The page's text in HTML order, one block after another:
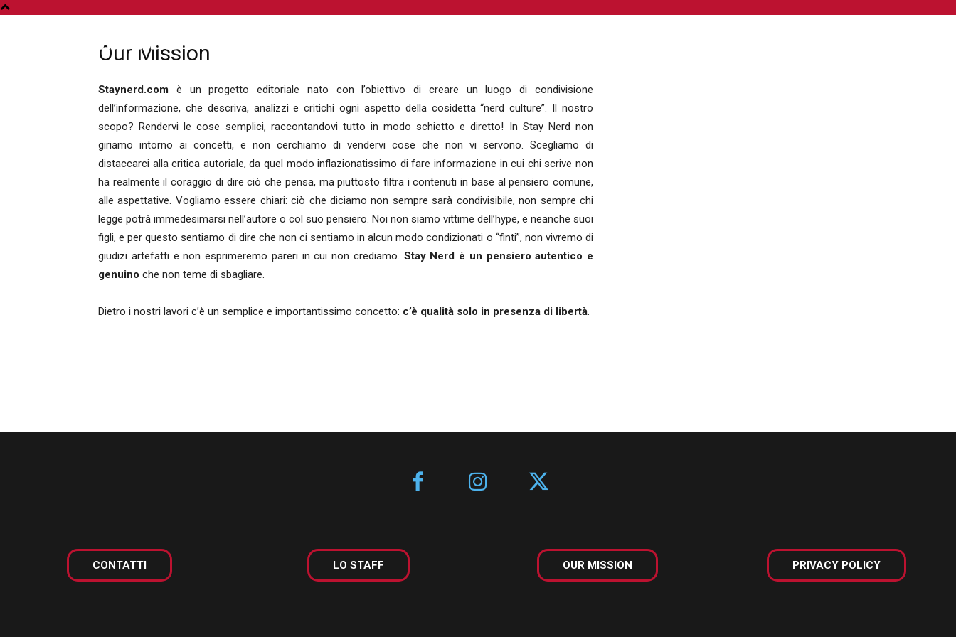
Our Mission
Staynerd.com è un progetto editoriale nato con l’obiettivo di creare un luogo di condivisione
dell’informazione, che descriva, analizzi e critichi ogni aspetto della cosidetta “nerd culture”. Il nostro
scopo? Rendervi le cose semplici, raccontandovi tutto in modo schietto e diretto! In Stay Nerd non
giriamo intorno ai concetti, e non cerchiamo di vendervi cose che non vi servono. Scegliamo di
distaccarci alla critica autoriale, da quel modo inflazionatissimo di fare informazione in cui chi scrive non
ha realmente il coraggio di dire ciò che pensa, ma piuttosto filtra i contenuti in base al pensiero comune,
alle aspettative. Vogliamo essere chiari: ciò che diciamo non sempre sarà condivisibile, non sempre chi
legge potrà immedesimarsi nell’autore o col suo pensiero. Noi non siamo vittime dell’hype, e neanche suoi
figli, e per questo sentiamo di dire che non ci sentiamo in alcun modo condizionati o “finti”, non vivremo di
giudizi artefatti e non esprimeremo pareri in cui non crediamo. Stay Nerd è un pensiero autentico e
genuino che non teme di sbagliare.
Dietro i nostri lavori c’è un semplice e importantissimo concetto: c’è qualità solo in presenza di libertà.
CONTATTI LO STAFF OUR MISSION PRIVACY POLICY